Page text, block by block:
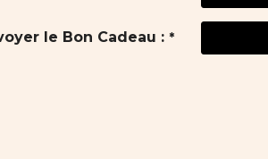
le Bon Cadeau : *